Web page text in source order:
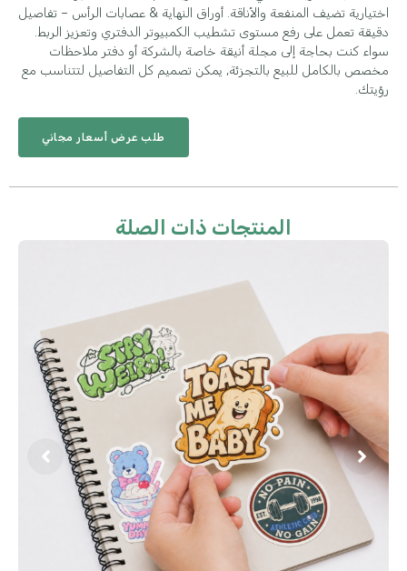
اختيارية تضيف المنفعة والأناقة. أوراق النهاية & عصابات الرأس – تفاصيل
دقيقة تعمل على رفع مستوى تشطيب الكمبيوتر الدفتري وتعزيز الربط.
سواء كنت بحاجة إلى مجلة أنيقة خاصة بالشركة أو دفتر ملاحظات
مخصص بالكامل للبيع بالتجزئة, يمكن تصميم كل التفاصيل لتتناسب مع
رؤيتك.
طلب عرض أسعار مجاني
المنتجات ذات الصلة